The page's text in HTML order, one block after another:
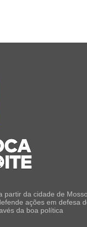
partir da cidade de
ações em defesa
da boa política